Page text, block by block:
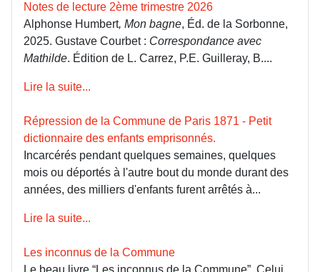
Notes de lecture 2ème trimestre 2026
Alphonse Humbert, Mon bagne, Éd. de la Sorbonne,
2025. Gustave Courbet : Correspondance avec
Mathilde. Édition de L. Carrez, P.E. Guilleray, B....
Lire la suite...
Répression de la Commune de Paris 1871 - Petit
dictionnaire des enfants emprisonnés.
Incarcérés pendant quelques semaines, quelques
mois ou déportés à l'autre bout du monde durant des
années, des milliers d'enfants furent arrêtés à...
Lire la suite...
Les inconnus de la Commune